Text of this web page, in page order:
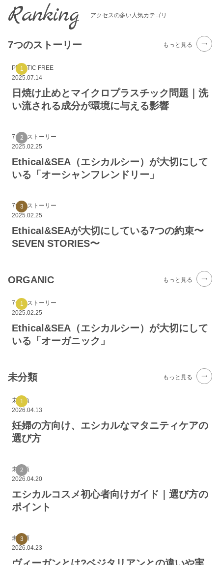
Ranking アクセスの多い人気カテゴリ
7つのストーリー もっと見る
PLASTIC FREE
2025.07.14
日焼け止めとマイクロプラスチック問題｜洗
い流される成分が環境に与える影響
7つのストーリー
2025.02.25
Ethical&SEA（エシカルシー）が大切にして
いる「オーシャンフレンドリー」
7つのストーリー
2025.02.25
Ethical&SEAが大切にしている7つの約束〜
SEVEN STORIES〜
ORGANIC もっと見る
7つのストーリー
2025.02.25
Ethical&SEA（エシカルシー）が大切にして
いる「オーガニック」
未分類 もっと見る
未分類
2026.04.13
妊婦の方向け、エシカルなマタニティケアの
選び方
未分類
2026.04.20
エシカルコスメ初心者向けガイド｜選び方の
ポイント
未分類
2026.04.23